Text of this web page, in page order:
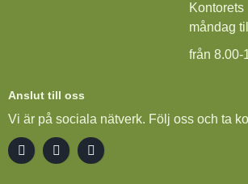
måndag
från 8.00-
Anslut till oss
Vi är på sociala nätverk. Följ oss och ta